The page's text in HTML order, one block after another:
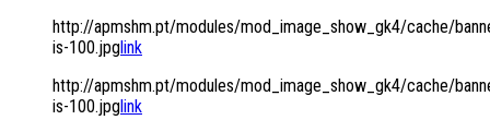
http://apmshm.pt/modules/mod_image_show_gk4/cache/
is-100.jpglink
http://apmshm.pt/modules/mod_image_show_gk4/cache/
is-100.jpglink